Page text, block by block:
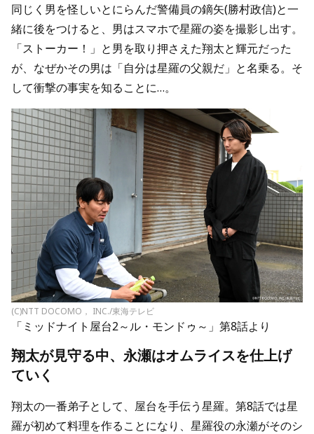
同じく男を怪しいとにらんだ警備員の鏑矢(勝村政信)と一
緒に後をつけると、男はスマホで星羅の姿を撮影し出す。
「ストーカー！」と男を取り押さえた翔太と輝元だった
が、なぜかその男は「自分は星羅の父親だ」と名乗る。そ
して衝撃の事実を知ることに…。
(C)NTT DOCOMO， INC./東海テレビ
「ミッドナイト屋台2～ル・モンドゥ～」第8話より
翔太が見守る中、永瀬はオムライスを仕上げ
ていく
翔太の一番弟子として、屋台を手伝う星羅。第8話では星
羅が初めて料理を作ることになり、星羅役の永瀬がそのシ